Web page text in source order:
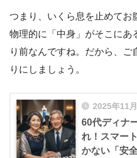
つまり、いくら息を止めてお
物理的に「中身」がそこにあ
り前なんですね。だから、
りにしましょう。
2025年11
60代ディナ
れ！スマー
かない「安